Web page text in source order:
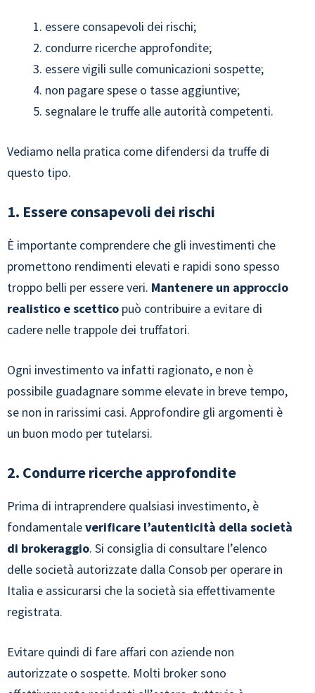
essere consapevoli dei rischi;
condurre ricerche approfondite;
essere vigili sulle comunicazioni sospette;
non pagare spese o tasse aggiuntive;
segnalare le truffe alle autorità competenti.
Vediamo nella pratica come difendersi da truffe di
questo tipo.
1. Essere consapevoli dei rischi
È importante comprendere che gli investimenti che
promettono rendimenti elevati e rapidi sono spesso
troppo belli per essere veri. Mantenere un approccio
realistico e scettico può contribuire a evitare di
cadere nelle trappole dei truffatori.
Ogni investimento va infatti ragionato, e non è
possibile guadagnare somme elevate in breve tempo,
se non in rarissimi casi. Approfondire gli argomenti è
un buon modo per tutelarsi.
2. Condurre ricerche approfondite
Prima di intraprendere qualsiasi investimento, è
fondamentaleverificare l’autenticità della società
di brokeraggio. Si consiglia di consultare l’elenco
delle società autorizzate dalla Consob per operare in
Italia e assicurarsi che la società sia effettivamente
registrata.
Evitare quindi di fare affari con aziende non
autorizzate o sospette. Molti broker sono